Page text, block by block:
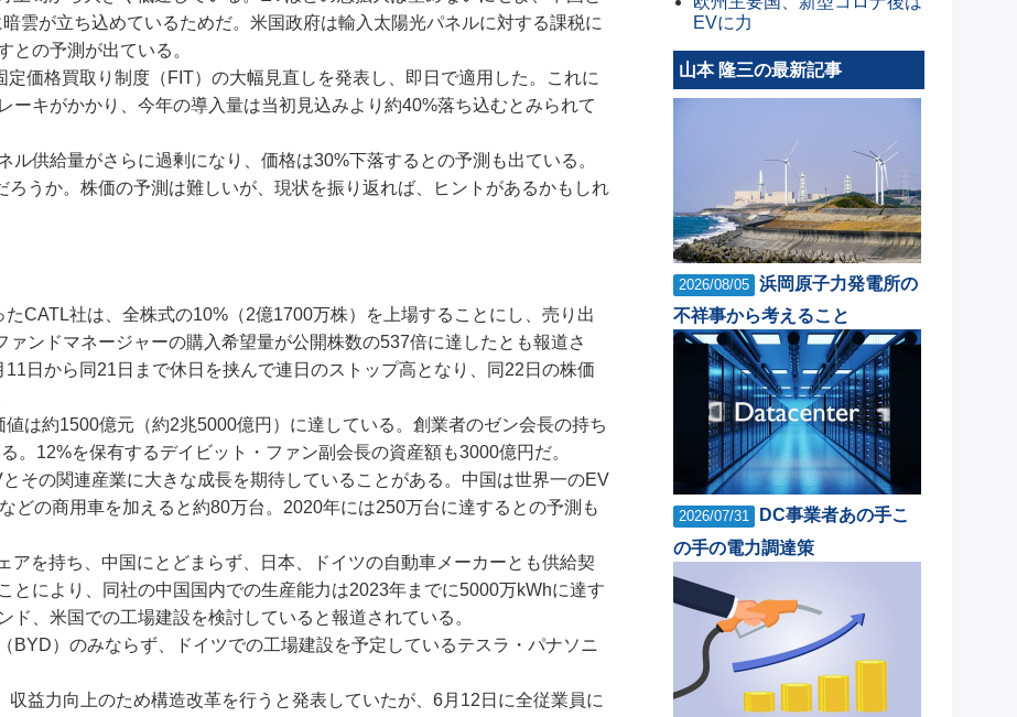
雲が立ち込めているためだ。米国政府は輸入太陽光パネルに対する課税に
との予測が出ている。
価格買取り制度（FIT）の大幅見直しを発表し、即日で適用した。これに
ーキがかかり、今年の導入量は当初見込みより約40%落ち込むとみられて
供給量がさらに過剰になり、価格は30%下落するとの予測も出ている。
うか。株価の予測は難しいが、現状を振り返れば、ヒントがあるかもしれ
CATL社は、全株式の10%（2億1700万株）を上場することにし、売り出
ンドマネージャーの購入希望量が公開株数の537倍に達したとも報道さ
日から同21日まで休日を挟んで連日のストップ高となり、同22日の株価
は約1500億元（約2兆5000億円）に達している。創業者のゼン会長の持ち
。12%を保有するデイビット・ファン副会長の資産額も3000億円だ。
その関連産業に大きな成長を期待していることがある。中国は世界一のEV
どの商用車を加えると約80万台。2020年には250万台に達するとの予測も
を持ち、中国にとどまらず、日本、ドイツの自動車メーカーとも供給契
とにより、同社の中国国内での生産能力は2023年までに5000万kWhに達す
、米国での工場建設を検討していると報道されている。
）のみならず、ドイツでの工場建設を予定しているテスラ・パナソニ
益力向上のため構造改革を行うと発表していたが、6月12日に全従業員に
EVに力
山本 隆三の最新記事
2026/08/05 浜岡原子力発電所の
不祥事から考えること
2026/07/31
DC事業者あの手こ
の手の電力調達策